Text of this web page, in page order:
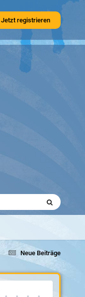
Jetzt registrieren
Neue Beiträge